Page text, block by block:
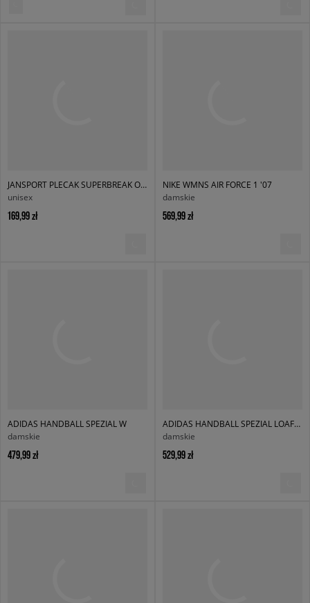
JANSPORT PLECAK SUPERBREAK ONE BLACK
unisex
169,99 zł
NIKE WMNS AIR FORCE 1 '07
damskie
569,99 zł
ADIDAS HANDBALL SPEZIAL W
damskie
479,99 zł
ADIDAS HANDBALL SPEZIAL LOAFER W
damskie
529,99 zł